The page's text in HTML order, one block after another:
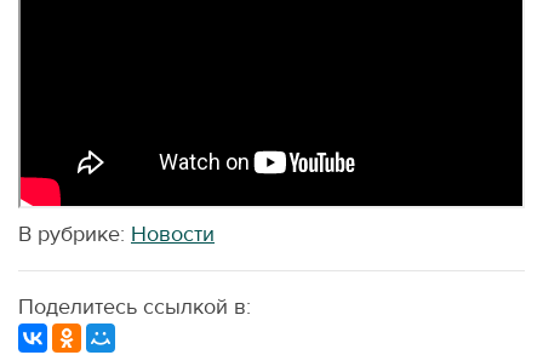
В рубрике: Новости
Поделитесь ссылкой в: